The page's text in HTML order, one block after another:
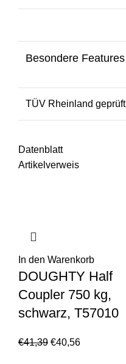
Besondere Features
TÜV Rheinland geprüft
Datenblatt
Artikelverweis
In den Warenkorb
DOUGHTY Half
Coupler 750 kg,
schwarz, T57010
€41,39 €40,56